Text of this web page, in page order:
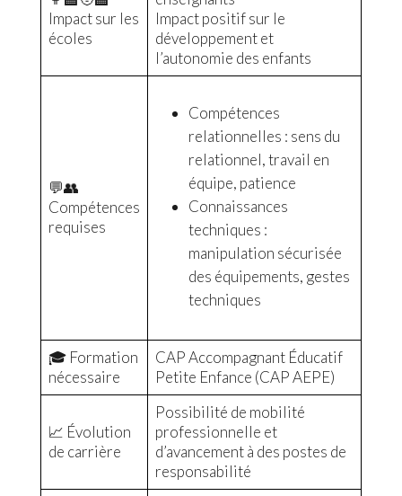
Impact sur les
écoles
Impact positif sur le
développement et
l’autonomie des enfants
💬👥
Compétences
requises
Compétences
relationnelles : sens du
relationnel, travail en
équipe, patience
Connaissances
techniques :
manipulation sécurisée
des équipements, gestes
techniques
🎓 Formation
nécessaire
CAP Accompagnant Éducatif
Petite Enfance (CAP AEPE)
📈 Évolution
de carrière
Possibilité de mobilité
professionnelle et
d’avancement à des postes de
responsabilité